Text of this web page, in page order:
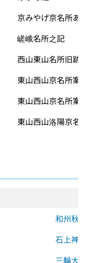
京みやげ京名所あ
嵯峨名所之記
西山東山名所旧跡
東山西山京名所案
東山西山京名所案
東山西山洛陽京名
和州秋
石上神
三輪大